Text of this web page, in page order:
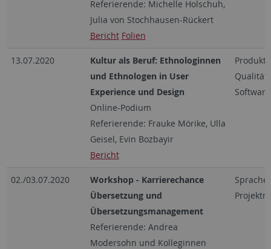
Referierende: Michelle Holschuh,
Julia von Stochhausen-Rückert
Bericht Folien
13.07.2020
Kultur als Beruf: Ethnologinnen
und Ethnologen in User
Experience und Design
Online-Podium
Referierende: Frauke Mörike, Ulla
Geisel, Evin Bozbayir
Bericht
02./03.07.2020
Workshop - Karrierechance
Übersetzung und
Übersetzungsmanagement
Referierende: Andrea
Modersohn und Kolleginnen